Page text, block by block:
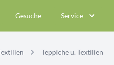
Gesuche Service
Teppiche u. Textilien